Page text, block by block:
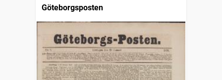
Göteborgsposten